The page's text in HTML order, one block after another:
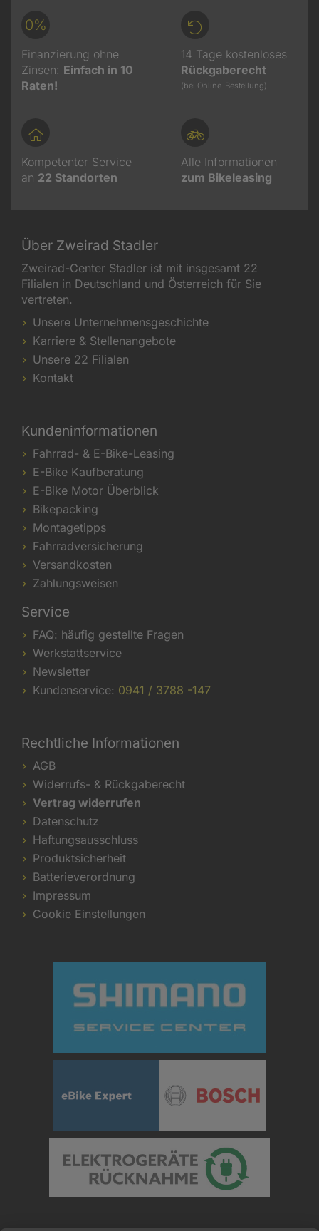
0%
Finanzierung ohne
Zinsen: Einfach in 10
Raten!
14 Tage kostenloses
Rückgaberecht
(bei Online-Bestellung)
Kompetenter Service
an 22 Standorten
Alle Informationen
zum Bikeleasing
Über Zweirad Stadler
Zweirad-Center Stadler ist mit insgesamt 22
Filialen in Deutschland und Österreich für Sie
vertreten.
Unsere Unternehmensgeschichte
Karriere & Stellenangebote
Unsere 22 Filialen
Kontakt
Kundeninformationen
Fahrrad- & E-Bike-Leasing
E-Bike Kaufberatung
E-Bike Motor Überblick
Bikepacking
Montagetipps
Fahrradversicherung
Versandkosten
Zahlungsweisen
Service
FAQ: häufig gestellte Fragen
Werkstattservice
Newsletter
Kundenservice: 0941 / 3788 -147
Rechtliche Informationen
AGB
Widerrufs- & Rückgaberecht
Vertrag widerrufen
Datenschutz
Haftungsausschluss
Produktsicherheit
Batterieverordnung
Impressum
Cookie Einstellungen